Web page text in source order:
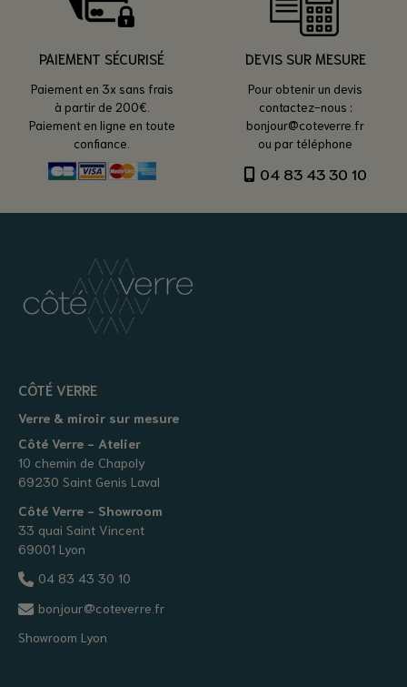
PAIEMENT SÉCURISÉ
Paiement en 3x sans frais
à partir de 200€.
Paiement en ligne en toute
confiance.
DEVIS SUR MESURE
Pour obtenir un devis
contactez-nous :
bonjour@coteverre.fr
ou par téléphone
04 83 43 30 10
CÔTÉ VERRE
Verre & miroir sur mesure
Côté Verre - Atelier
10 chemin de Chapoly
69230 Saint Genis Laval
Côté Verre - Showroom
33 quai Saint Vincent
69001 Lyon
04 83 43 30 10
bonjour@coteverre.fr
Showroom Lyon